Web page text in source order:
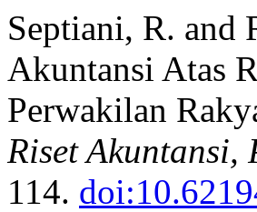
Septiani, R. and
Akuntansi Atas
Perwakilan
Riset
114.